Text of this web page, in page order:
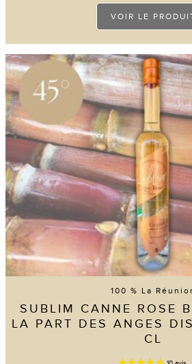
VOIR LE
100 % La
SUBLIM CANNE ROSE
LA PART DES ANGES
CL